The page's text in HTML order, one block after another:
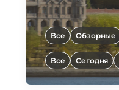
Все Обзорные
Все Сегодня